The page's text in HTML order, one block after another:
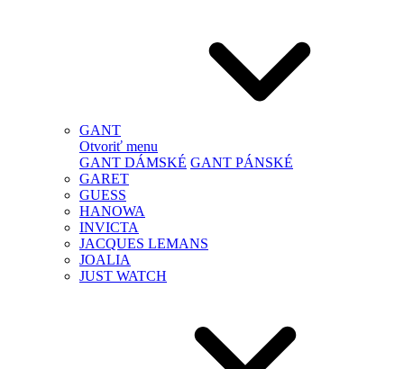
GANT
Otvoriť menu
GANT DÁMSKÉ GANT PÁNSKÉ
GARET
GUESS
HANOWA
INVICTA
JACQUES LEMANS
JOALIA
JUST WATCH